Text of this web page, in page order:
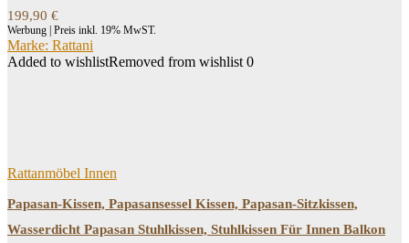
199,90 €
Werbung | Preis inkl. 19% MwST.
Marke: Rattani
Added to wishlistRemoved from wishlist 0
Rattanmöbel Innen
Papasan-Kissen, Papasansessel Kissen, Papasan-Sitzkissen,
Wasserdicht Papasan Stuhlkissen, Stuhlkissen Für Innen Balkon